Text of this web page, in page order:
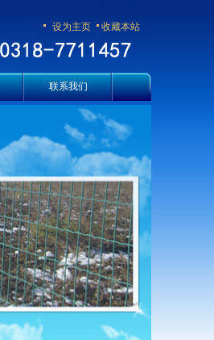
设为主页 收藏本站
联系我们